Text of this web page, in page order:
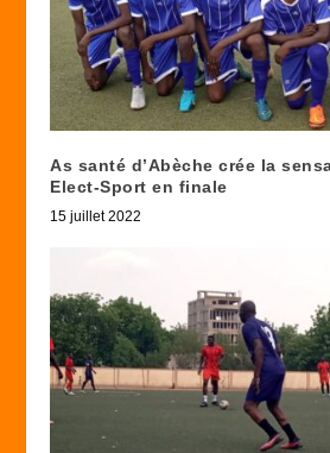
As santé d’Abèche crée la
Elect-Sport en finale
15 juillet 2022